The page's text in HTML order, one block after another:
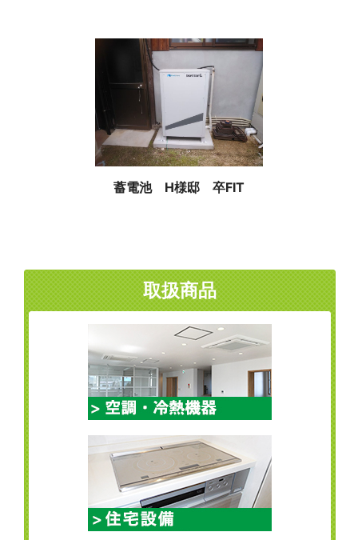
蓄電池 H様邸 卒FIT
取扱商品